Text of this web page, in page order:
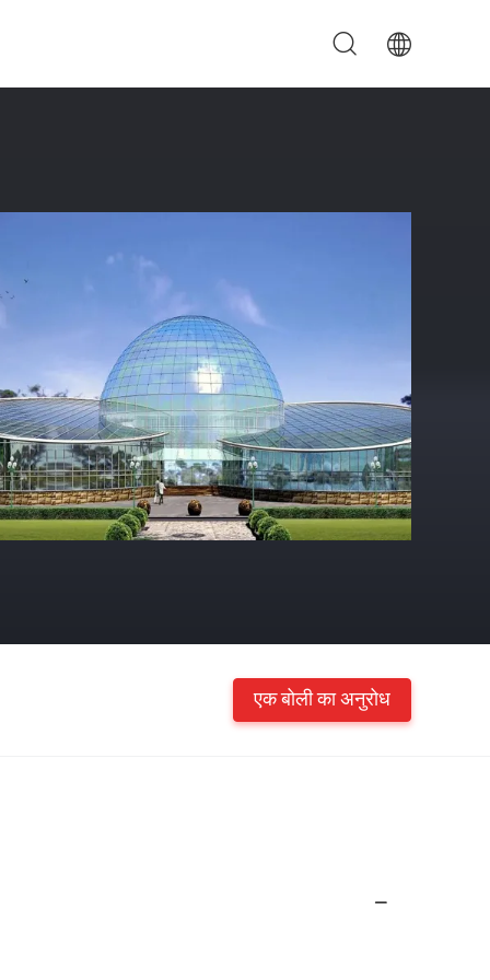
एक बोली का अनुरोध